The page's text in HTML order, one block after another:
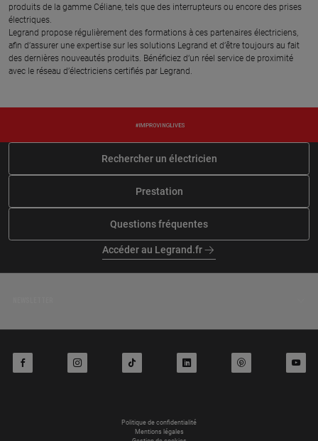
En savoir plus
SAINT GERMAIN LAVAL
6 hameau de jarville, 77570
En savoir plus
produits de la gamme Céliane, tels que des interrupteurs ou encore des prises
électriques.
Legrand propose régulièrement des formations à ces partenaires électriciens,
afin d’assurer une expertise sur les solutions Legrand et d’être toujours au fait
des dernières nouveautés produits. Bénéficiez d’un réel service de proximité
avec le réseau d’électriciens certifiés par Legrand.
Rechercher un électricien
Prestation
Questions fréquentes
Accéder au Legrand.fr
facebook instagram tiktok linkedin pinterest youtube
Politique de confidentialité
Mentions légales